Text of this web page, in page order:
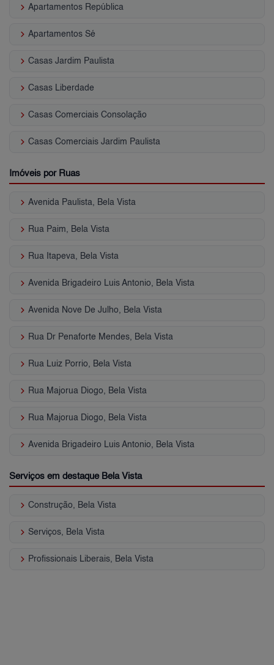
keyboard_arrow_right Apartamentos República
keyboard_arrow_right Apartamentos Sé
keyboard_arrow_right Casas Jardim Paulista
keyboard_arrow_right Casas Liberdade
keyboard_arrow_right Casas Comerciais Consolação
keyboard_arrow_right Casas Comerciais Jardim Paulista
Imóveis por Ruas
keyboard_arrow_right Avenida Paulista, Bela Vista
keyboard_arrow_right Rua Paim, Bela Vista
keyboard_arrow_right Rua Itapeva, Bela Vista
keyboard_arrow_right Avenida Brigadeiro Luis Antonio, Bela Vista
keyboard_arrow_right Avenida Nove De Julho, Bela Vista
keyboard_arrow_right Rua Dr Penaforte Mendes, Bela Vista
keyboard_arrow_right Rua Luiz Porrio, Bela Vista
keyboard_arrow_right Rua Majorua Diogo, Bela Vista
keyboard_arrow_right Rua Majorua Diogo, Bela Vista
keyboard_arrow_right Avenida Brigadeiro Luis Antonio, Bela Vista
Serviços em destaque Bela Vista
keyboard_arrow_right Construção, Bela Vista
keyboard_arrow_right Serviços, Bela Vista
keyboard_arrow_right Profissionais Liberais, Bela Vista